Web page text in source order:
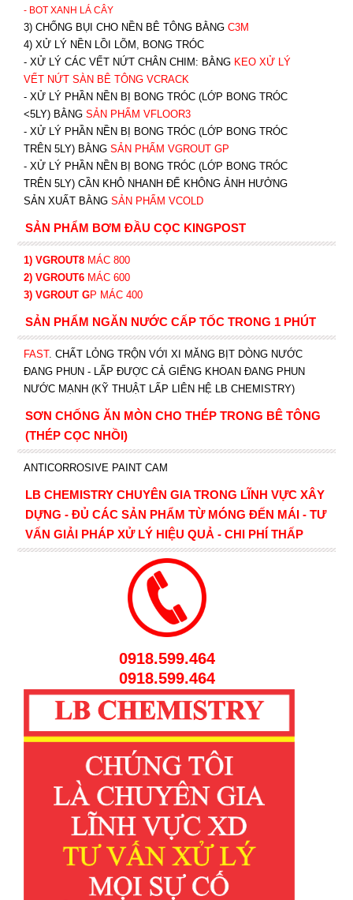
- BOT XANH LÁ CÂY
3) CHỐNG BỤI CHO NỀN BÊ TÔNG BẰNG C3M
4) XỬ LÝ NỀN LỒI LÕM, BONG TRÓC
- XỬ LÝ CÁC VẾT NỨT CHÂN CHIM: BẰNG KEO XỬ LÝ
VẾT NỨT SÀN BÊ TÔNG VCRACK
- XỬ LÝ PHẦN NỀN BỊ BONG TRÓC (LỚP BONG TRÓC
<5LY) BẰNG SẢN PHẨM VFLOOR3
- XỬ LÝ PHẦN NỀN BỊ BONG TRÓC (LỚP BONG TRÓC
TRÊN 5LY) BẰNG SẢN PHẨM VGROUT GP
- XỬ LÝ PHẦN NỀN BỊ BONG TRÓC (LỚP BONG TRÓC
TRÊN 5LY) CẦN KHÔ NHANH ĐỂ KHÔNG ẢNH HƯỞNG
SẢN XUẤT BẰNG SẢN PHẨM VCOLD
SẢN PHẨM BƠM ĐẦU CỌC KINGPOST
1) VGROUT8 MÁC 800
2) VGROUT6MÁC 600
3) VGROUT GP MÁC 400
SẢN PHẨM NGĂN NƯỚC CẤP TỐC TRONG 1 PHÚT
FAST. CHẤT LỎNG TRỘN VỚI XI MĂNG BỊT DÒNG NƯỚC
ĐANG PHUN - LẤP ĐƯỢC CẢ GIẾNG KHOAN ĐANG PHUN
NƯỚC MẠNH (KỸ THUẬT LẤP LIÊN HỆ LB CHEMISTRY)
SƠN CHỐNG ĂN MÒN CHO THÉP TRONG BÊ TÔNG
(THÉP CỌC NHỒI)
ANTICORROSIVE PAINT CAM
LB CHEMISTRY CHUYÊN GIA TRONG LĨNH VỰC XÂY
DỰNG - ĐỦ CÁC SẢN PHẨM TỪ MÓNG ĐẾN MÁI - TƯ
VẤN GIẢI PHÁP XỬ LÝ HIỆU QUẢ - CHI PHÍ THẤP
0918.599.464
0918.599.464